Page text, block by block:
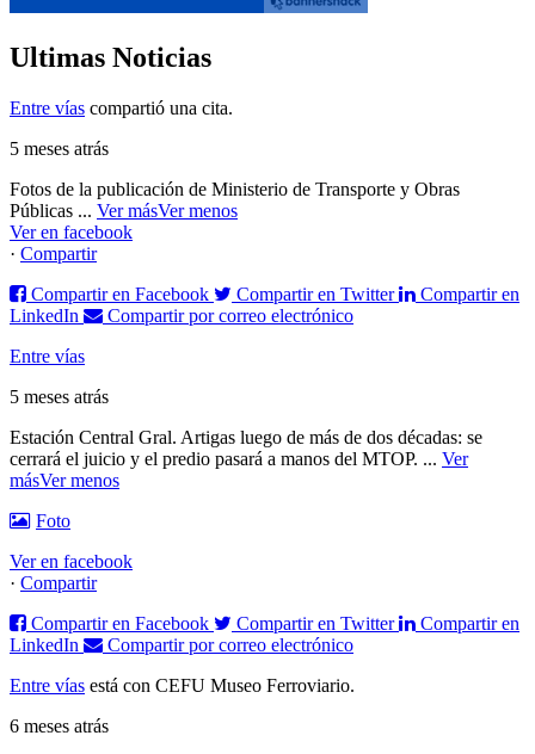
Ultimas Noticias
Entre vías compartió una cita.
5 meses atrás
Fotos de la publicación de Ministerio de Transporte y Obras
Públicas ... Ver másVer menos
Ver en facebook
· Compartir
Compartir en Facebook
Compartir en Twitter
Compartir en
LinkedIn
Compartir por correo electrónico
Entre vías
5 meses atrás
Estación Central Gral. Artigas luego de más de dos décadas: se
cerrará el juicio y el predio pasará a manos del MTOP. ... Ver
másVer menos
Foto
Ver en facebook
· Compartir
Compartir en Facebook
Compartir en Twitter
Compartir en
LinkedIn
Compartir por correo electrónico
Entre vías está con CEFU Museo Ferroviario.
6 meses atrás